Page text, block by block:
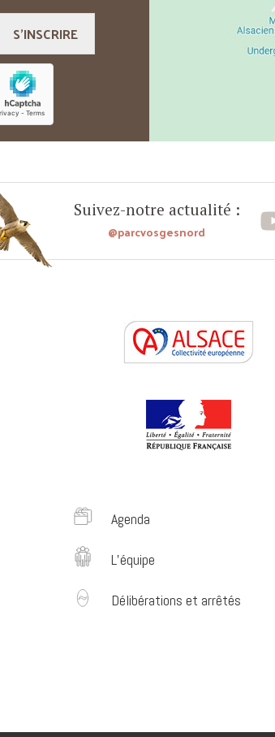
S'INSCRIRE
Suivez-notre actualité :
@parcvosgesnord
Agenda
L’équipe
Délibérations et arrêtés